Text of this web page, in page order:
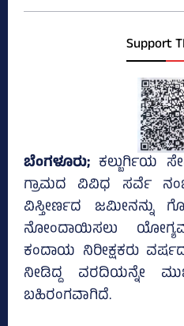
Support
ಬೆಂಗಳೂರು; ಕಲ್ಬುರ್ಗಿಯ
ಗ್ರಾಮದ ವಿವಿಧ ಸರ್ವೆ
ವಿಸ್ತೀರ್ಣದ ಜಮೀನನ್ನು
ನೋಂದಾಯಿಸಲು
ಕಂದಾಯ ನಿರೀಕ್ಷಕರು
ನೀಡಿದ್ದ ವರದಿಯನ್ನೇ
ಬಹಿರಂಗವಾಗಿದೆ.